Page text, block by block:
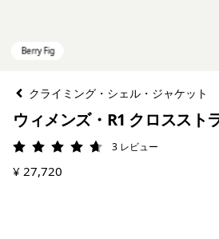
クライミング・シェル・ジャケット
ウィメンズ・R1 クロススト
評価: 4.7 / 5
3 レビュー
¥ 27,720